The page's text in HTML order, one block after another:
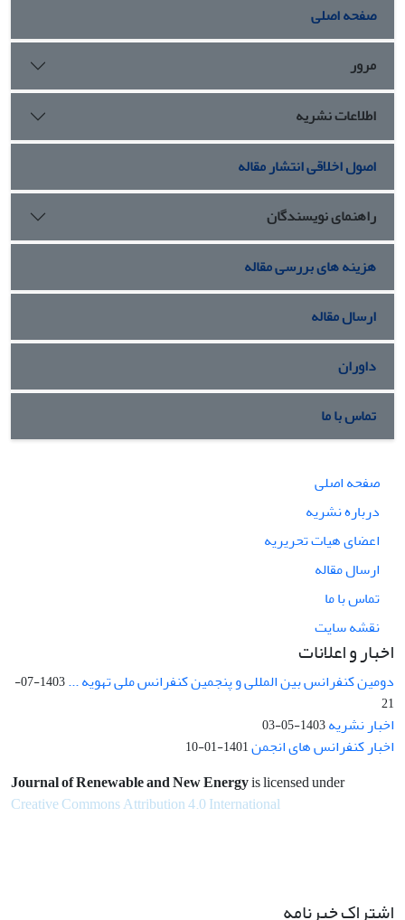
صفحه اصلی
مرور
اطلاعات نشریه
اصول اخلاقی انتشار مقاله
راهنمای نویسندگان
هزینه های بررسی مقاله
ارسال مقاله
داوران
تماس با ما
صفحه اصلی
درباره نشریه
اعضای هیات تحریریه
ارسال مقاله
تماس با ما
نقشه سایت
اخبار و اعلانات
دومین کنفرانس بین المللی و پنجمین کنفرانس ملی تهویه ...
1403-07-
21
اخبار نشریه1403-05-03
اخبار کنفرانس های انجمن1401-01-10
Journal of Renewable and New Energyis licensed under
Creative Commons Attribution 4.0 International
اشتراک خبرنامه